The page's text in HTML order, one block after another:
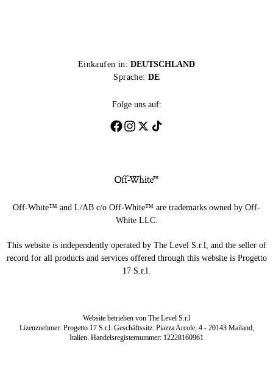
Einkaufen in: DEUTSCHLAND
Sprache: DE
Folge uns auf:
Off-White™ and L/AB c/o Off-White™ are trademarks owned by Off-
White LLC.
This website is independently operated by The Level S.r.l, and the seller of
record for all products and services offered through this website is Progetto
17 S.r.l.
Website betrieben von The Level S.r.l
Lizenznehmer: Progetto 17 S.r.l. Geschäftssitz: Piazza Arcole, 4 - 20143 Mailand,
Italien. Handelsregisternummer: 12228160961